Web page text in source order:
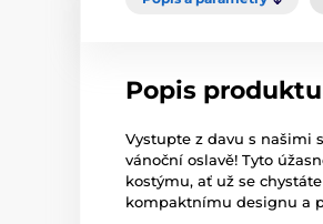
Popis produktu
Vystupte z davu s našimi
vánoční oslavě! Tyto
kostýmu, ať už se
kompaktnímu designu a